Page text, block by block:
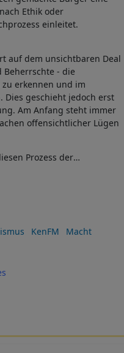
Ethik oder
einleitet.
auf dem unsichtbaren Deal
Beherrschte - die
erkennen und im
Dies geschieht jedoch erst
Am Anfang steht immer
offensichtlicher Lügen
Prozess der
Ignoranz und er
eines jedes
KenFM
Macht